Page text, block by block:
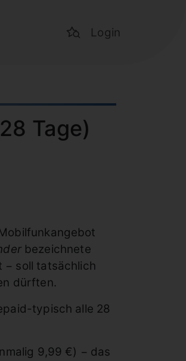
Login
Tage)
bezeichnete
− soll tatsächlich
dürften.
typisch alle 28
9,99 €) − das